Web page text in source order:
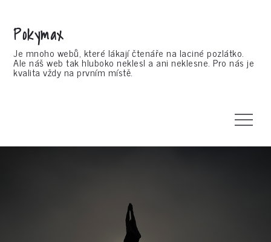
content
Pokymax
Je mnoho webů, které lákají čtenáře na laciné pozlátko.
Ale náš web tak hluboko neklesl a ani neklesne. Pro nás je
kvalita vždy na prvním místě.
Menu